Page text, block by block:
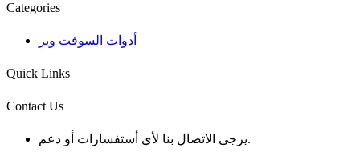
Categories
أدوات السوفت وير
Quick Links
Contact Us
يرجى الاتصال بنا لأي أستفسارات أو دعم.